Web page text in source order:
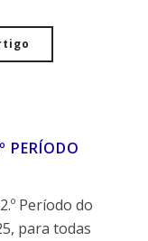
PERÍODO
Período do
para todas